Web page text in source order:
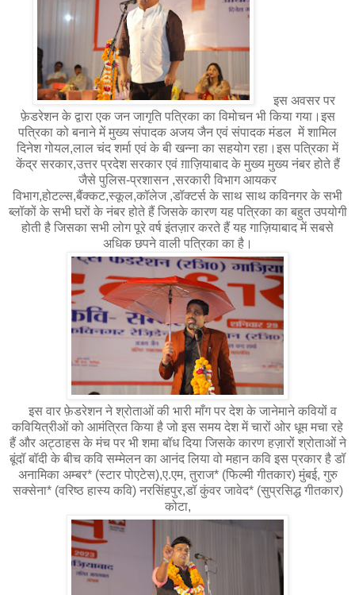
इस अवसर पर
फ़ेडरेशन के द्वारा एक जन जागृति पत्रिका का विमोचन भी किया गया।इस
पत्रिका को बनाने में मुख्य संपादक अजय जैन एवं संपादक मंडल में शामिल
दिनेश गोयल,लाल चंद शर्मा एवं के बी खन्ना का सहयोग रहा।इस पत्रिका में
केंद्र सरकार,उत्तर प्रदेश सरकार एवं ग़ाज़ियाबाद के मुख्य मुख्य नंबर होते हैं
जैसे पुलिस-प्रशासन ,सरकारी विभाग आयकर
विभाग,होटल्स,बैंक्कट,स्कूल,कॉलेज ,डॉक्टर्स के साथ साथ कविनगर के सभी
ब्लॉकों के सभी घरों के नंबर होते हैं जिसके कारण यह पत्रिका का बहुत उपयोगी
होती है जिसका सभी लोग पूरे वर्ष इंतज़ार करते हैं यह गाज़ियाबाद में सबसे
अधिक छपने वाली पत्रिका का है।
इस वार फ़ेडरेशन ने श्रोताओं की भारी माँग पर देश के जानेमाने कवियों व
कवियित्रीओं को आमंत्रित किया है जो इस समय देश में चारों ओर धूम मचा रहे
हैं और अट्ठाहस के मंच पर भी शमा बॉध दिया जिसके कारण हज़ारों श्रोताओं ने
बूंदॉ बॉदी के बीच कवि सम्मेलन का आनंद लिया वो महान कवि इस प्रकार है डॉ
अनामिका अम्बर* (स्टार पोएटेस),ए.एम, तुराज* (फिल्मी गीतकार) मुंबई, गुरु
सक्सेना* (वरिष्ठ हास्य कवि) नरसिंहपुर,डॉ कुंवर जावेद* (सुप्रसिद्ध गीतकार)
कोटा,